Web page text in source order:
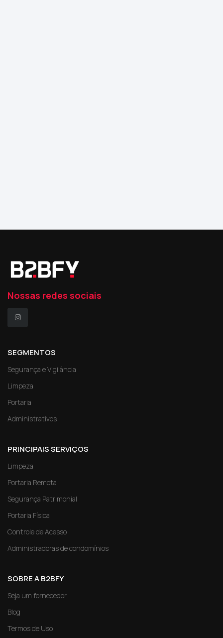
Nossas redes sociais
SEGMENTOS
Segurança e Vigilância
Limpeza
Portaria
Administrativos
PRINCIPAIS SERVIÇOS
Limpeza
Portaria Remota
Segurança Patrimonial
Portaria Física
Controle de Acesso
Administradoras de condomínios
SOBRE A B2BFY
Seja um fornecedor
Blog
Termos de Uso